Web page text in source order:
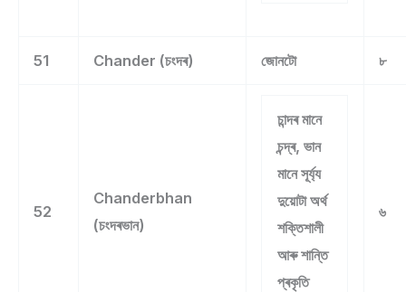
51 Chander (চংদৰ) জোনটো ৮
52
Chanderbhan
(চংদৰভান)
চান্দৰ মানে
চন্দ্ৰ, ভান
মানে সূৰ্য্য
দুয়োটা অৰ্থ
শক্তিশালী
আৰু শান্তি
প্ৰকৃতি
৬